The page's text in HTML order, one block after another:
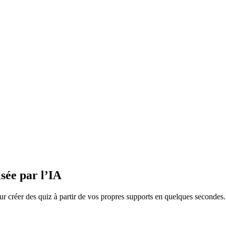
par l’IA
des quiz à partir de vos propres supports en quelques